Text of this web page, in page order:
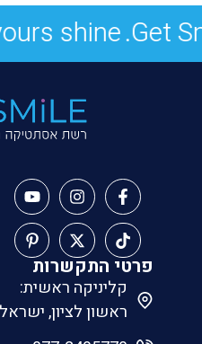
shine. Get
פרטי התקשרות
קליניקה ראשית:
ראשון לציון, ישראל